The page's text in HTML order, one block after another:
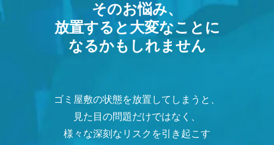
そのお悩み、
放置すると大変なことに
なるかもしれません
ゴミ屋敷の状態を放置してしまうと、
見た目の問題だけではなく、
様々な深刻なリスクを引き起こす